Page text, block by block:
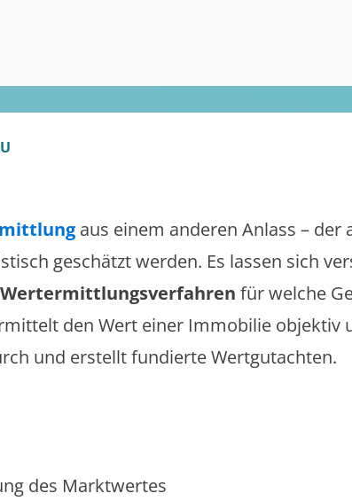
aus einem anderen Anlass – der
geschätzt werden. Es lassen sich
Wertermittlungsverfahren für welche
den Wert einer Immobilie objektiv
und erstellt fundierte Wertgutachten.
des Marktwertes